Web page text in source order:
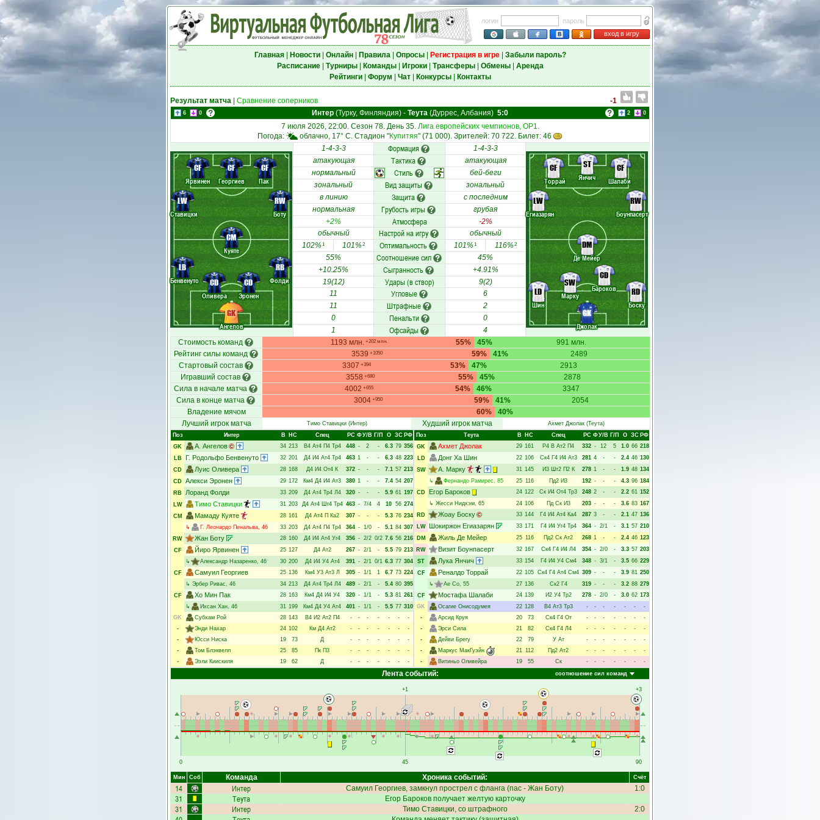
логин
пароль
вход в игру
Главная| Новости| Онлайн| Правила| Опросы| Регистрация в игре| Забыли пароль?
Расписание| Турниры| Команды| Игроки| Трансферы| Обмены| Аренда
Рейтинги| Форум Чат| Конкурсы| Контакты
Результат матча Сравнение соперников -1
6 0 Интер (Турку, Финляндия) - Теута (Дуррес, Албания) 5:0 2 0
7 июля 2026, 22:00. Сезон 78. День 35. Лига европейских чемпионов, ОР1.
Погода:
облачно, 17° C. Стадион "Купитяя" (71 000). Зрителей: 70 722. Билет: 46
Ангелов
Бенвенуто
Оливера
Эронен
Фолди
Ставицки
Куяте
Боту
Ярвинен Георгиев Пак
GK
LB
CD
CD
RB
LW
CM
RW
CF CF CF
1-4-3-3 Формация 1-4-3-3
Джолак
Шин
Марку
Бароков
Боску
Егиазарян
Де Мейер
Боунпасерт
Янчич
Торрай Шалаби
GK
LD
SW
CD
RD
LW
DM
RW
ST
CF CF
атакующая Тактика
атакующая
нормальный
Стиль
бей-беги
зональный
Вид защиты
зональный
в линию
Защита
с последним
нормальная
Грубость игры
грубая
+2%
Атмосфера
-2%
обычный
Настрой на игру
обычный
102%1 101%2 Оптимальность 101%1 116%2
55% Соотношение сил
45%
+10.25%
Сыгранность
+4.91%
19(12)
Удары (в створ)
9(2)
11
Угловые
6
11
Штрафные
2
0
Пенальти
0
1
Офсайды
4
Стоимость команд
1193 млн. +202 млн. 55% 991 млн.
45%
Рейтинг силы команд
3539 +1050 59% 2489
41%
Стартовый состав
3307 +394 53% 2913
47%
Игравший состав
3558 +680 55% 2878
45%
Сила в начале матча
4002 +655 54% 3347
46%
Сила в конце матча
3004 +950 59% 2054
41%
Владение мячом
60%
40%
Лучший игрок матча
Тимо Ставицки(Интер) Худший игрок матча Ахмет Джолак (Теута)
Поз
Интер В НC Спец РC ФУ/В Г/П О ЗС РФ
GK
А. Ангелов 34 213 В4 Ат4 П4 Тр4 448 - 2 - 6.3 79 356
LB
Г. Родольфо Бенвенуто 32 201 Д4 И4 Ат4 Тр4 463 1 - - 6.3 48 223
CD
Луис Оливера 28 168 Д4 И4 От4 К 372 - - - 7.1 57 213
CD Алекси Эронен 29 172 Км4 Д4 И4 Ат3 380 1 - - 7.4 54 207
RB
Лоранд Фолди 33 209 Д4 Ат4 Тр4 Л4 320 - - - 5.9 61 197
LW
Тимо Ставицки 31 203 Д4 Ат4 Шт4 Тр4 463 - 7/4 4 10 56 274
CM
Мамаду Куяте 28 161 Д4 Ат4 П Ка2 307 - - - 5.3 76 234
↳
Г. Леонардо Пенальва, 46 33 203 Д4 Ат4 П4 Тр4 364 - 1/0 - 5.1 84 307
RW
Жан Боту 28 160 Д4 И4 Ат4 Уг4 356 - 2/2 0/2 7.6 56 216
CF
Йиро Ярвинен 25 127 Д4 Ат2 267 - 2/1 - 5.5 79 213
↳
Александр Назаренко, 46 30 200 Д4 И4 У4 Ат4 391 - 2/1 0/1 6.3 77 304
CF
Самуил Георгиев 25 136 Км4 У3 Ат3 Л 305 - 1/1 1 6.7 73 224
↳ Эрбер Ривас, 46 34 213 Д4 Ат4 Тр4 Л4 489 - 2/1 - 5.4 80 395
CF
Хо Мин Пак 28 163 Км4 Д4 И4 У4 320 - 1/1 - 5.3 81 261
↳
Ихсан Хан, 46 31 199 Км4 Д4 У4 Ат4 401 - 1/1 - 5.5 77 310
GK
Субхам Рой 28 143 В4 И2 Ат2 П4 - - - - - -
-
-
Энди Нахар 24 102 Км Д4 Ат2 - - - - - -
-
-
Юсси Ниска 19 73 Д - - - - - -
-
-
Том Блэквелл 25 85 Пк П3 - - - - - -
-
-
Ээли Киискиля 19 62 Д - - - - - - -
Поз Теута В НC Спец РC ФУ/В Г/П О ЗС РФ
GK
Ахмет Джолак 29 161 Р4 В Ат2 П4 332 - 12 5 1.0 66 218
LD
Донг Ха Шин 22 106 Ск4 Г4 И4 Ат3 281 4 - - 2.4 46 130
SW
А. Марку 31 145 И3 Шт2 П2 К 278 1 - - 1.9 48 134
↳
Фернандо Рамирес, 85 25 116 Пд2 И3 192 - - - 4.3 96 184
CD
Егор Бароков 24 122 Ск И4 От4 Тр3 248 2 - - 2.2 61 152
↳ Жесси Нидхэм, 65 24 106 Пд Ск И3 203 - - - 3.6 83 167
RD
Жоау Боску 33 144 Г4 И4 Ат4 Ка4 287 3 - - 2.1 47 136
LW
Шокиржон Егиазарян 33 171 Г4 И4 Уг4 Тр4 364 - 2/1 - 3.1 57 210
DM
Жиль Де Мейер 25 116 Пд2 Ск Ат2 268 1 - - 2.4 46 123
RW
Визит Боунпасерт 32 167 Ск4 Г4 И4 Л4 354 - 2/0 - 3.3 57 203
ST
Лука Янчич 33 154 Г4 И4 У4 См4 348 - 3/1 - 3.5 66 229
CF
Реналдо Торрай 22 105 Ск4 Г4 Ат4 См4 309 - - - 3.9 81 250
↳
Ае Со, 55 27 136 Ск2 Г4 319 - - - 3.2 88 279
CF
Мостафа Шалаби 24 139 И2 У4 Тр2 278 - 2/0 - 3.0 62 173
GK
Осагие Онисодумея 22 128 В4 Ат3 Тр3 - - - - - -
-
-
Арсид Круя 20 73 Ск4 Г4 От - - - - - -
-
-
Эрси Сила 21 82 Ск4 Г4 Л4 - - - - - -
-
-
Дейви Брегу 22 79 У Ат - - - - - -
-
-
Маркус МакГуэйн 21 112 Пд2 Ат2 - - - - - -
-
-
Витиньо Оливейра 19 55 Ск - - - - - -
-
соотношение сил команд
Лента событий:
0
+1
45
+3
90
Мин Соб Команда Хроника событий: Счёт
14 Интер Самуил Георгиев, замкнул прострел с фланга (пас - Жан Боту) 1:0
31 Теута Егор Бароковполучает желтую карточку
31 Интер Тимо Ставицки, со штрафного 2:0